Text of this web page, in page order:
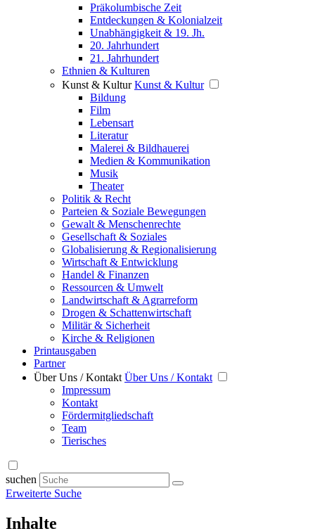
Präkolumbische Zeit
Entdeckungen & Kolonialzeit
Unabhängigkeit & 19. Jh.
20. Jahrhundert
21. Jahrhundert
Ethnien & Kulturen
Kunst & Kultur Kunst & Kultur
Bildung
Film
Lebensart
Literatur
Malerei & Bildhauerei
Medien & Kommunikation
Musik
Theater
Politik & Recht
Parteien & Soziale Bewegungen
Gewalt & Menschenrechte
Gesellschaft & Soziales
Globalisierung & Regionalisierung
Wirtschaft & Entwicklung
Handel & Finanzen
Ressourcen & Umwelt
Landwirtschaft & Agrarreform
Drogen & Schattenwirtschaft
Militär & Sicherheit
Kirche & Religionen
Printausgaben
Partner
Über Uns / Kontakt Über Uns / Kontakt
Impressum
Kontakt
Fördermitgliedschaft
Team
Tierisches
suchen
Erweiterte Suche
Inhalte